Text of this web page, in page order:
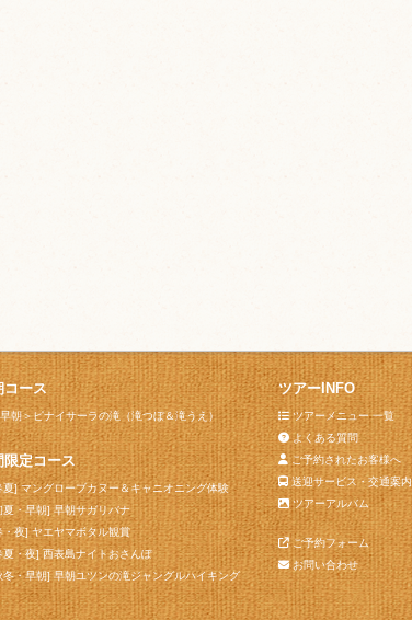
コース
朝＞ピナイサーラの滝（滝つぼ＆滝うえ）
限定コース
夏] マングローブカヌー＆キャニオニング体験
夏・早朝] 早朝サガリバナ
・夜] ヤエヤマボタル観賞
夏・夜] 西表島ナイトおさんぽ
冬・早朝] 早朝ユツンの滝ジャングルハイキング
ツアーINFO
ツアーメニュー 一覧
よくある質問
ご予約されたお客様へ
送迎サービス・交通案内
ツアーアルバム
ご予約フォーム
お問い合わせ